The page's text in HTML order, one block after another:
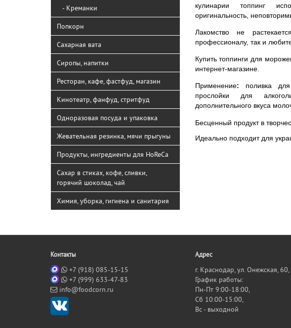
- Креманки
Попкорн
Сахарная вата
Сиропы, напитки
Ресторан, кафе, фастфуд, магазин
Кинотеатр, фанфуд, стритфуд
Одноразовая посуда и упаковка
Жевательная резинка, мячи прыгуны
Продукты, ингредиенты для HoReCa
Сахар в стиках, кофе, сливки,
горячий шоколад, чай
Химия, уборка, гигиена и санитария
кулинарии топпинг
оригинальность,
Лакомство не
профессионалу, так и
Купить топпинги для
интернет-магазине.
Применение: поливка для
прослойки для
дополнительного вкуса
Бесценный продукт в
Идеально подходит для
Контакты
+7 (918) 085-15-15
+7 (999) 633-47-83
info@foodcorn.ru
Адрес
г. Краснодар, ул. Онежская,
График работы:
Пн-Пт 9:00-18:00,
Сб 10:00-15:00,
Вс - выходной